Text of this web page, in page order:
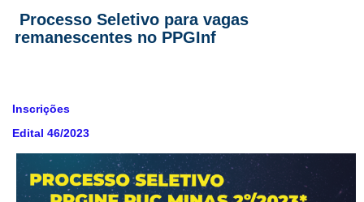
Processo Seletivo para vagas
remanescentes no PPGInf
Inscrições
Edital 46/2023